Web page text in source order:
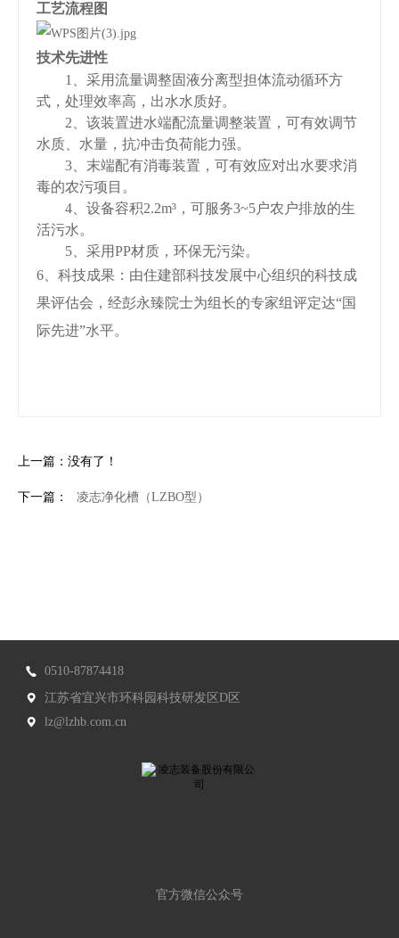
工艺流程图
技术先进性
1
采用流量调整固液分离型担体流动循环方
式，处理效率高，出水水质好。
2
该装置进水端配流量调整装置，可有效调节
水质、水量，抗冲击负荷能力强。
3
末端配有消毒装置，可有效应对出水要求消
毒的农污项目。
4
设备容积2.2m³ ，可服务3~5户农户排放的生
活污水。
5
采用PP材质，环保无污染。
6
科技成果：由住建部科技发展中心组织的科技成
果评估会 ， 经彭永臻院士为组长的专家组评定达“国
际先进”水平。
上一篇：没有了！
下一篇： 凌志净化槽（LZBO型）
0510-87874418
江苏省宜兴市环科园科技研发区D区
lz@lzhb.com.cn
官方微信公众号